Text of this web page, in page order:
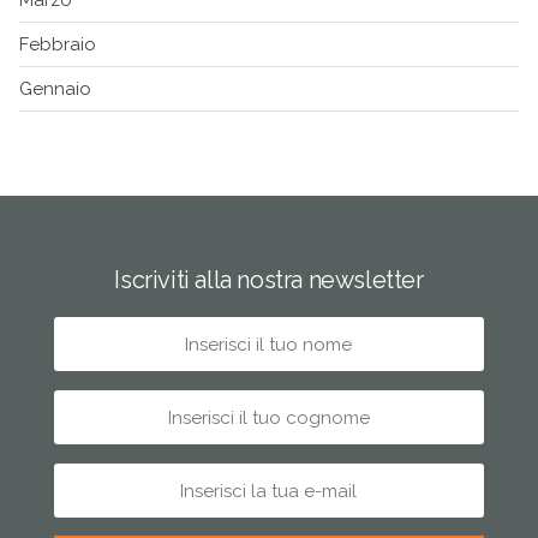
Febbraio
Gennaio
Iscriviti alla nostra newsletter